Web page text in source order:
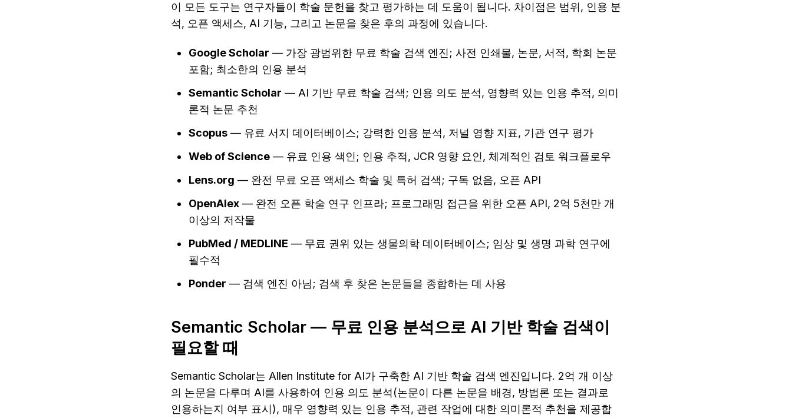
이 모든 도구는 연구자들이 학술 문헌을 찾고 평가하는 데 도움이 됩니다. 차이점은 범위, 인용 분
석, 오픈 액세스, AI 기능, 그리고 논문을 찾은 후의 과정에 있습니다.
Google Scholar — 가장 광범위한 무료 학술 검색 엔진; 사전 인쇄물, 논문, 서적, 학회 논문
포함; 최소한의 인용 분석
Semantic Scholar — AI 기반 무료 학술 검색; 인용 의도 분석, 영향력 있는 인용 추적, 의미
론적 논문 추천
Scopus — 유료 서지 데이터베이스; 강력한 인용 분석, 저널 영향 지표, 기관 연구 평가
Web of Science — 유료 인용 색인; 인용 추적, JCR 영향 요인, 체계적인 검토 워크플로우
Lens.org — 완전 무료 오픈 액세스 학술 및 특허 검색; 구독 없음, 오픈 API
OpenAlex — 완전 오픈 학술 연구 인프라; 프로그래밍 접근을 위한 오픈 API, 2억 5천만 개
이상의 저작물
PubMed / MEDLINE — 무료 권위 있는 생물의학 데이터베이스; 임상 및 생명 과학 연구에
필수적
Ponder — 검색 엔진 아님; 검색 후 찾은 논문들을 종합하는 데 사용
Semantic Scholar — 무료 인용 분석으로 AI 기반 학술 검색이
필요할 때
Semantic Scholar는 Allen Institute for AI가 구축한 AI 기반 학술 검색 엔진입니다. 2억 개 이상
의 논문을 다루며 AI를 사용하여 인용 의도 분석(논문이 다른 논문을 배경, 방법론 또는 결과로
인용하는지 여부 표시), 매우 영향력 있는 인용 추적, 관련 작업에 대한 의미론적 추천을 제공합